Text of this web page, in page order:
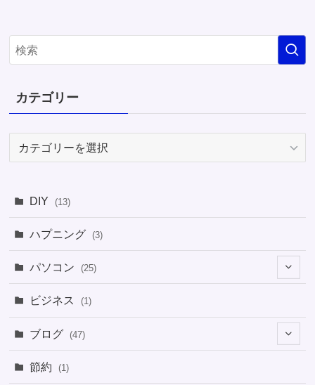
カテゴリー
DIY (13)
ハプニング (3)
パソコン (25)
(8)
(1)
ビジネス (1)
ブログ (47)
節約 (1)